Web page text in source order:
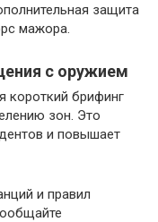
защита
мажора.
с оружием
брифинг
зон. Это
и повышает
и правил